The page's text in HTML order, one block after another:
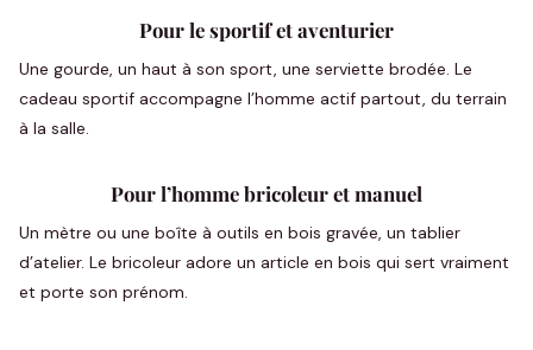
Pour le sportif et aventurier
Une gourde, un haut à son sport, une serviette brodée. Le
cadeau sportif accompagne l’homme actif partout, du terrain
à la salle.
Pour l’homme bricoleur et manuel
Un mètre ou une boîte à outils en bois gravée, un tablier
d’atelier. Le bricoleur adore un article en bois qui sert vraiment
et porte son prénom.